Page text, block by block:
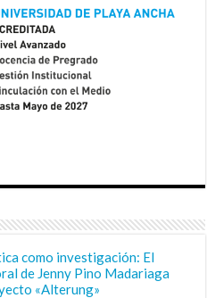
como investigación: El
de Jenny Pino Madariaga
«Alterung»